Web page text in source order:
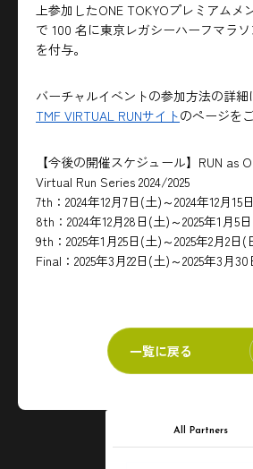
上参加したONE TOKYOプレミアムメ
で 100 名に東京レガシーハーフマラソ
を付与。
バーチャルイベントの参加方法の詳細
TMF VIRTUAL RUNサイトのページを
【今後の開催スケジュール】RUN as
Virtual Run Series 2024/2025
7th：2024年12月7日(土)～2024年12月15
8th：2024年12月28日(土)～2025年1月5
9th：2025年1月25日(土)～2025年2月2日(
Final：2025年3月22日(土)～2025年3月
一覧に戻る
All Partners